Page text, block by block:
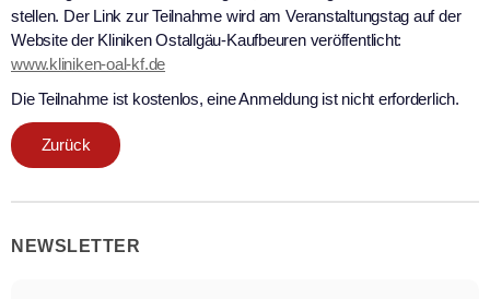
stellen. Der Link zur Teilnahme wird am Veranstaltungstag auf der
Website der Kliniken Ostallgäu-Kaufbeuren veröffentlicht:
www.kliniken-oal-kf.de
Die Teilnahme ist kostenlos, eine Anmeldung ist nicht erforderlich.
Zurück
NEWSLETTER